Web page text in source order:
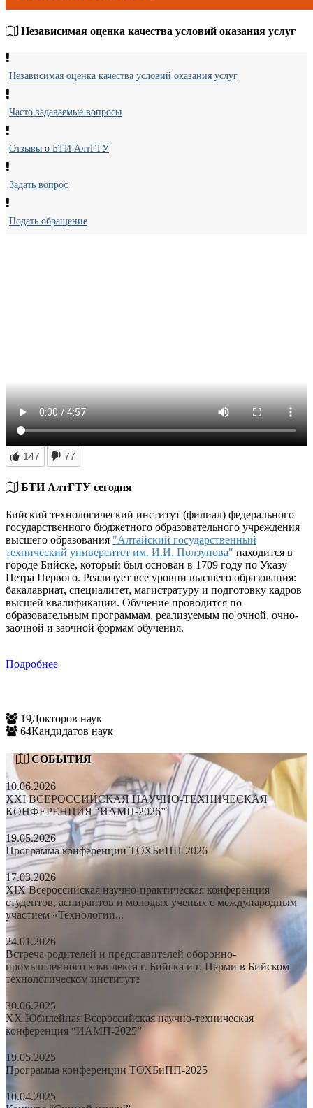
Независимая оценка качества условий оказания услуг
Независимая оценка качества условий оказания услуг
Часто задаваемые вопросы
Отзывы о БТИ АлтГТУ
Задать вопрос
Подать обращение
147 77
БТИ АлтГТУ сегодня
Бийский технологический институт (филиал) федерального
государственного бюджетного образовательного учреждения
высшего образования "Алтайский государственный
технический университет им. И.И. Ползунова" находится в
городе Бийске, который был основан в 1709 году по Указу
Петра Первого. Реализует все уровни высшего образования:
бакалавриат, специалитет, магистратуру и подготовку кадров
высшей квалификации. Обучение проводится по
образовательным программам, реализуемым по очной, очно-
заочной и заочной формам обучения.
Подробнее
19Докторов наук
64Кандидатов наук
СОБЫТИЯ
10.06.2026
XXI ВСЕРОССИЙСКАЯ НАУЧНО-ТЕХНИЧЕСКАЯ
КОНФЕРЕНЦИЯ “ИАМП-2026”
19.05.2026
Программа конференции ТОХБиПП-2026
17.03.2026
XIX Всероссийская научно-практическая конференция
студентов, аспирантов и молодых ученых с международным
участием «Технологии...
24.01.2026
Встреча родителей и представителей оборонно-
промышленного комплекса г. Бийска и г. Перми в Бийском
технологическом институте
30.06.2025
XX Юбилейная Всероссийская научно-техническая
конференция “ИАМП-2025”
19.05.2025
Программа конференции ТОХБиПП-2025
10.04.2025